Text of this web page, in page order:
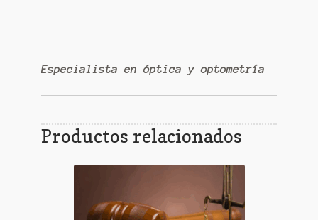
Especialista en óptica y optometría
Productos relacionados